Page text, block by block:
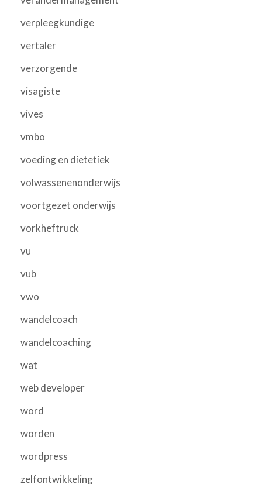
verpleegkundige
vertaler
verzorgende
visagiste
vives
vmbo
voeding en dietetiek
volwassenenonderwijs
voortgezet onderwijs
vorkheftruck
vu
vub
vwo
wandelcoach
wandelcoaching
wat
web developer
word
worden
wordpress
zelfontwikkeling